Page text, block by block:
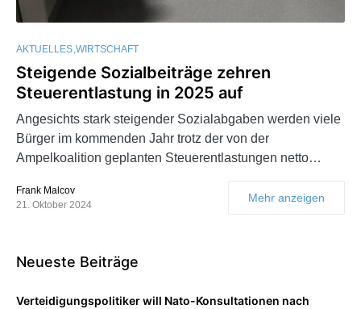
AKTUELLES WIRTSCHAFT
Steigende Sozialbeiträge zehren
Steuerentlastung in 2025 auf
Angesichts stark steigender Sozialabgaben werden viele
Bürger im kommenden Jahr trotz der von der
Ampelkoalition geplanten Steuerentlastungen netto…
Frank Malcov
21. Oktober 2024
Mehr anzeigen
Neueste Beiträge
Verteidigungspolitiker will Nato-Konsultationen nach